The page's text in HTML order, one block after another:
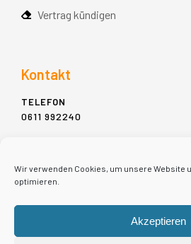
Wir verwenden Cookies, um unsere Website
optimieren.
Akzeptieren
Vertrag kündigen
Kontakt
TELEFON
0611 992240
MÜHLGASSE 11-13,
65183 WIESBADEN
E-MAIL